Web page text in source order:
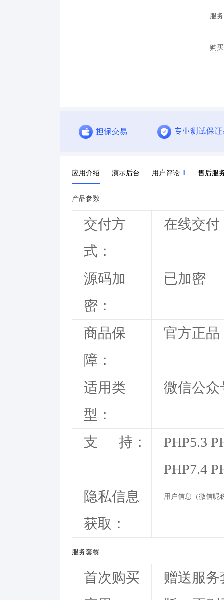
服
购
应用介绍 演示后台 用户评论 1 售后服
产品参数
交付方
式：
在线交付
源码加
密：
已加密
商品保
障：
官方正品
适用类
型：
微信公众
支 持：
PHP5.3
PHP7.4
隐私信息
获取：
用户信息（微信昵
服务套餐
首次购买
赠送服